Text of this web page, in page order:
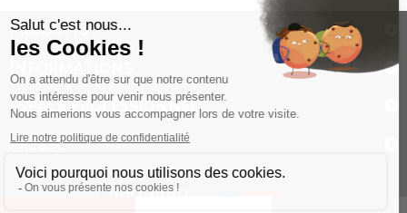
PRODUITS
ESPACE PROFESSIONNEL
PRESSE